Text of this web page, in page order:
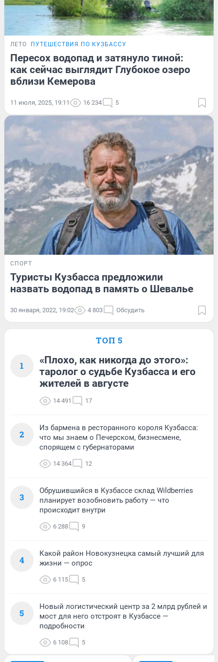
ЛЕТО ПУТЕШЕСТВИЯ ПО КУЗБАССУ
Пересох водопад и затянуло тиной:
как сейчас выглядит Глубокое озеро
вблизи Кемерова
11 июля, 2025, 19:11 16 234 5
СПОРТ
Туристы Кузбасса предложили
назвать водопад в память о Шевалье
30 января, 2022, 19:02 4 803 Обсудить
ТОП 5
1
«Плохо, как никогда до этого»:
таролог о судьбе Кузбасса и его
жителей в августе
14 491 17
2
Из бармена в ресторанного короля Кузбасса:
что мы знаем о Печерском, бизнесмене,
спорящем с губернаторами
14 364 12
3
Обрушившийся в Кузбассе склад Wildberries
планирует возобновить работу — что
происходит внутри
6 288 9
4
Какой район Новокузнецка самый лучший для
жизни — опрос
6 115 5
5
Новый логистический центр за 2 млрд рублей и
мост для него отстроят в Кузбассе —
подробности
6 108 5